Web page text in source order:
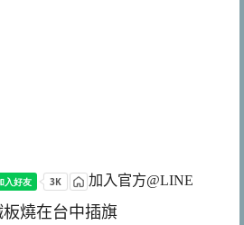
加入官方@LINE
燒在台中插旗